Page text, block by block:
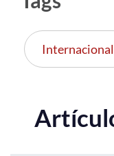
Internacional